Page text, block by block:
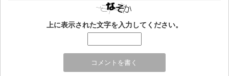
上に表示された文字を入力してください。